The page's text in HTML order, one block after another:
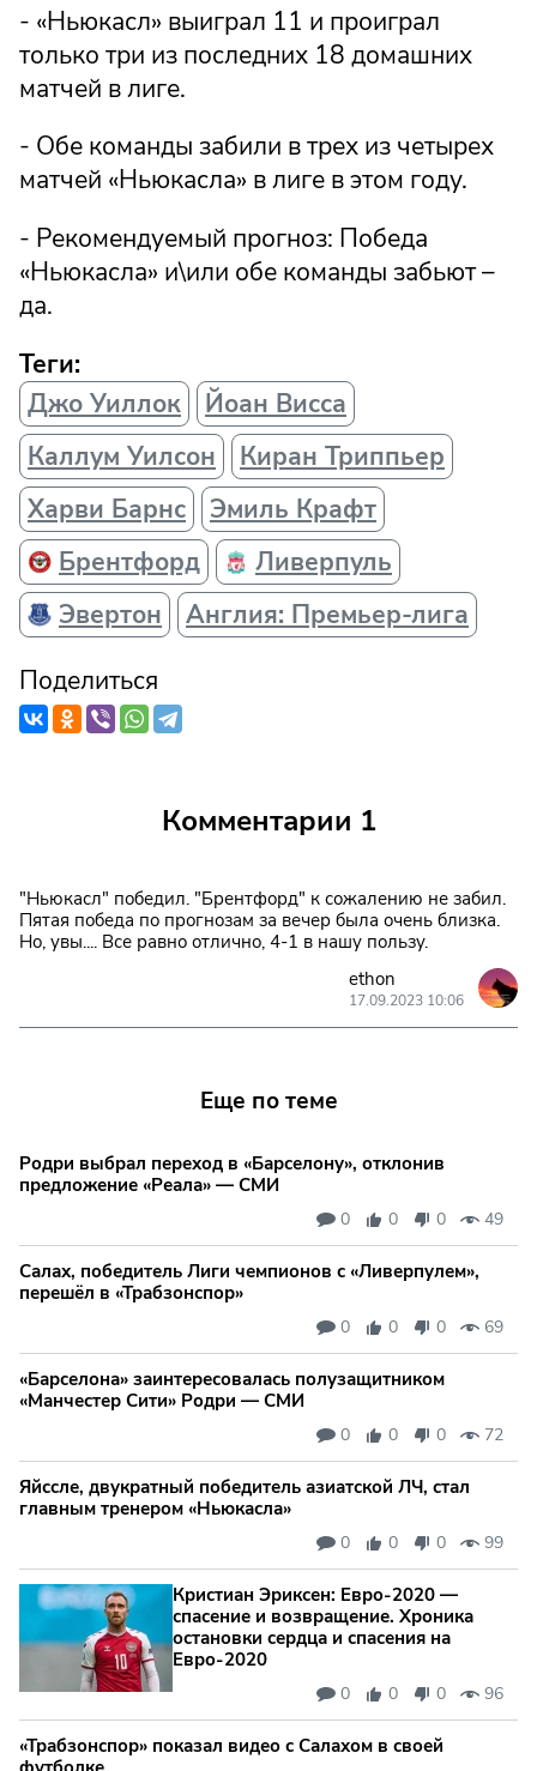
- «Ньюкасл» выиграл 11 и проиграл
только три из последних 18 домашних
матчей в лиге.
- Обе команды забили в трех из четырех
матчей «Ньюкасла» в лиге в этом году.
- Рекомендуемый прогноз: Победа
«Ньюкасла» и\или обе команды забьют –
да.
Теги:
Джо Уиллок
Йоан Висса
Каллум Уилсон
Киран Триппьер
Харви Барнс
Эмиль Крафт
Брентфорд
Ливерпуль
Эвертон
Англия: Премьер-лига
Поделиться
Комментарии 1
"Ньюкасл" победил. "Брентфорд" к сожалению не забил.
Пятая победа по прогнозам за вечер была очень близка.
Но, увы.... Все равно отлично, 4-1 в нашу пользу.
ethon
17.09.2023 10:06
Еще по теме
Родри выбрал переход в «Барселону», отклонив
предложение «Реала» — СМИ
0 0 0 49
Салах, победитель Лиги чемпионов с «Ливерпулем»,
перешёл в «Трабзонспор»
0 0 0 69
«Барселона» заинтересовалась полузащитником
«Манчестер Сити» Родри — СМИ
0 0 0 72
Яйссле, двукратный победитель азиатской ЛЧ, стал
главным тренером «Ньюкасла»
0 0 0 99
Кристиан Эриксен: Евро‑2020 —
спасение и возвращение. Хроника
остановки сердца и спасения на
Евро‑2020
0 0 0 96
«Трабзонспор» показал видео с Салахом в своей